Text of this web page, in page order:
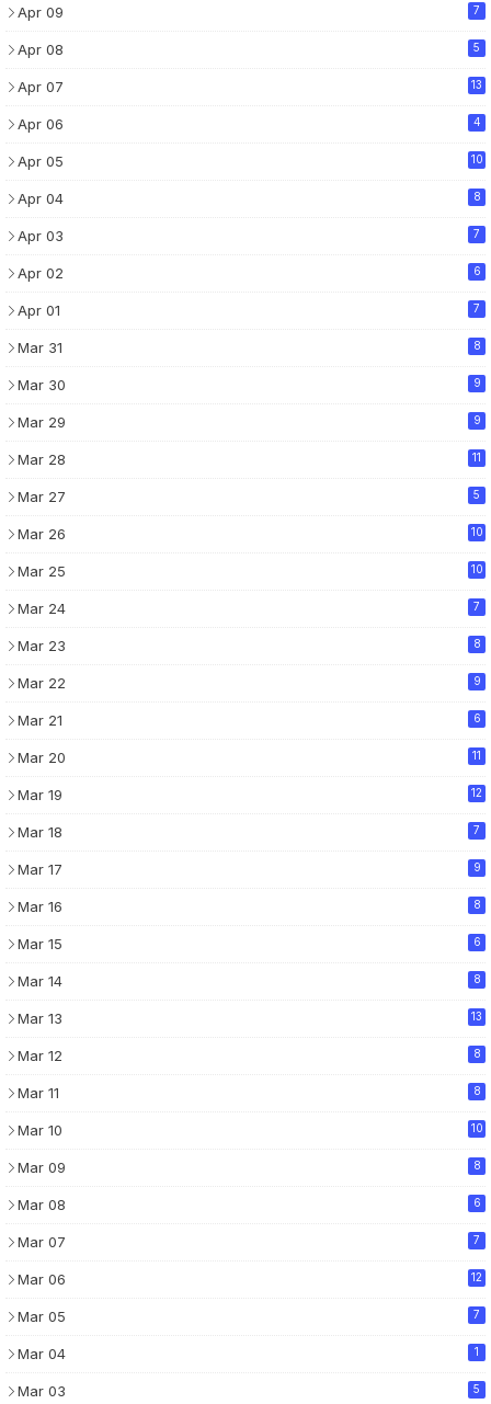
Apr 09 7
Apr 08 5
Apr 07 13
Apr 06 4
Apr 05 10
Apr 04 8
Apr 03 7
Apr 02 6
Apr 01 7
Mar 31 8
Mar 30 9
Mar 29 9
Mar 28 11
Mar 27 5
Mar 26 10
Mar 25 10
Mar 24 7
Mar 23 8
Mar 22 9
Mar 21 6
Mar 20 11
Mar 19 12
Mar 18 7
Mar 17 9
Mar 16 8
Mar 15 6
Mar 14 8
Mar 13 13
Mar 12 8
Mar 11 8
Mar 10 10
Mar 09 8
Mar 08 6
Mar 07 7
Mar 06 12
Mar 05 7
Mar 04 1
Mar 03 5